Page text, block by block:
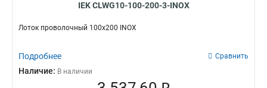
IEK CLWG10-100-200-3-INOX
Лоток проволочный 100х200 INOX
Подробнее Сравнить
Наличие: В наличии